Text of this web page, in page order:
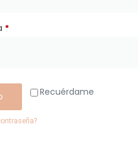
*
Recuérdame